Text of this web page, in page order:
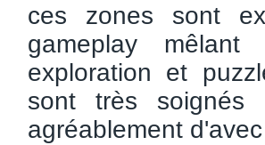
ces zones sont
gameplay
exploration et
sont très soignés
agréablement